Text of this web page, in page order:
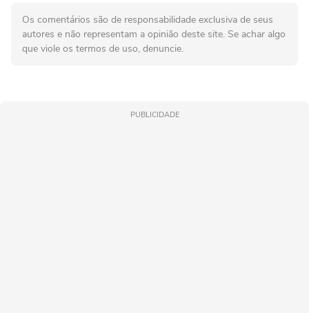
Os comentários são de responsabilidade exclusiva de seus
autores e não representam a opinião deste site. Se achar algo
que viole os termos de uso, denuncie.
PUBLICIDADE